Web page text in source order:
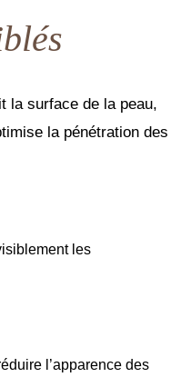
la surface de la peau,
la pénétration des
les
l’apparence des